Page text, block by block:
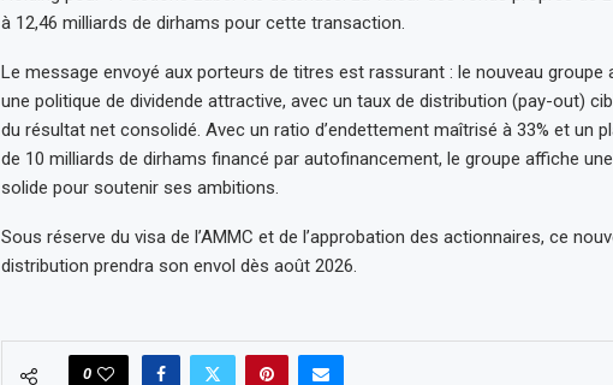
à 12,46 milliards de dirhams pour cette transaction.
Le message envoyé aux porteurs de titres est rassurant : le nouveau groupe
une politique de dividende attractive, avec un taux de distribution (pay-out)
du résultat net consolidé. Avec un ratio d’endettement maîtrisé à 33% et un
de 10 milliards de dirhams financé par autofinancement, le groupe affiche
solide pour soutenir ses ambitions.
Sous réserve du visa de l’AMMC et de l’approbation des actionnaires, ce
distribution prendra son envol dès août 2026.
0